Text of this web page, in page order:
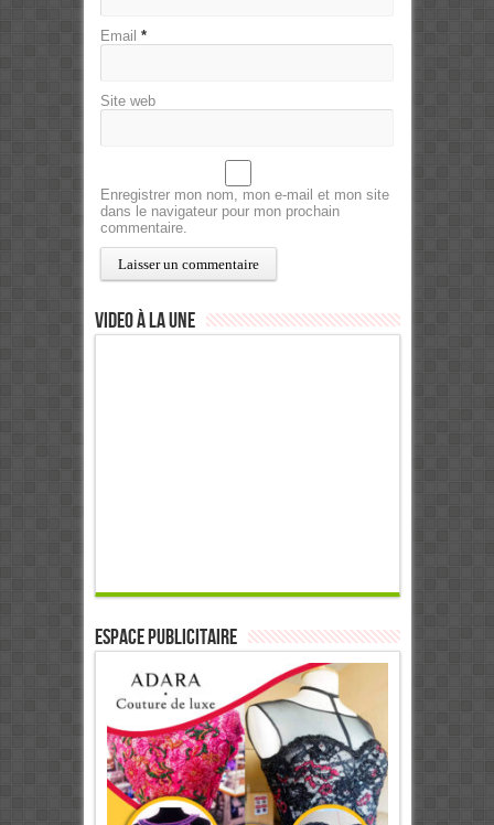
Email *
Site web
Enregistrer mon nom, mon e-mail et mon site
dans le navigateur pour mon prochain
commentaire.
Video à la Une
ESPACE PUBLICITAIRE